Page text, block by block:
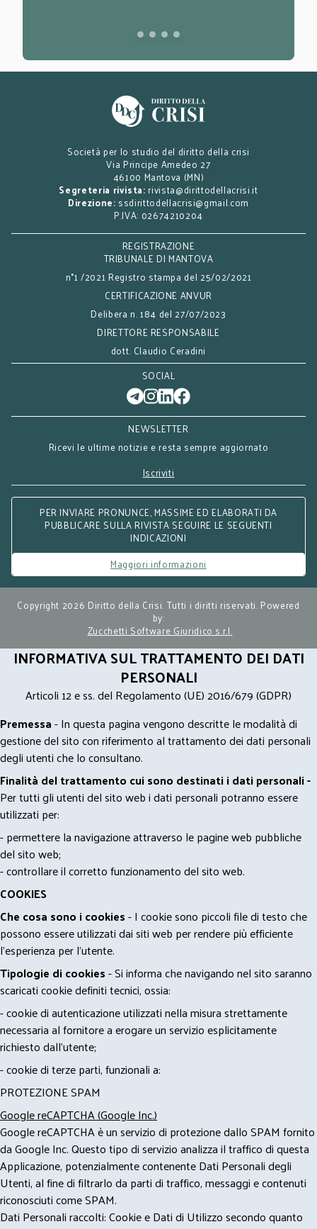
Società per lo studio del diritto della crisi
Via Principe Amedeo 27
46100 Mantova (MN)
Segreteria rivista: rivista@dirittodellacrisi.it
Direzione: ssdirittodellacrisi@gmail.com
P.IVA: 02674210204
REGISTRAZIONE
TRIBUNALE DI MANTOVA
n°1 /2021 Registro stampa del 25/02/2021
CERTIFICAZIONE ANVUR
Delibera n. 184 del 27/07/2023
DIRETTORE RESPONSABILE
dott. Claudio Ceradini
SOCIAL
NEWSLETTER
Ricevi le ultime notizie e resta sempre aggiornato
Iscriviti
PER INVIARE PRONUNCE, MASSIME ED ELABORATI DA
PUBBLICARE SULLA RIVISTA SEGUIRE LE SEGUENTI
INDICAZIONI
Maggiori informazioni
Copyright 2026 Diritto della Crisi. Tutti i diritti riservati. Powered
by:
Zucchetti Software Giuridico s.r.l.
INFORMATIVA SUL TRATTAMENTO DEI DATI
PERSONALI
Articoli 12 e ss. del Regolamento (UE) 2016/679 (GDPR)
Premessa- In questa pagina vengono descritte le modalità di
gestione del sito con riferimento al trattamento dei dati personali
degli utenti che lo consultano.
Finalità del trattamento cui sono destinati i dati personali -
Per tutti gli utenti del sito web i dati personali potranno essere
utilizzati per:
- permettere la navigazione attraverso le pagine web pubbliche
del sito web;
- controllare il corretto funzionamento del sito web.
COOKIES
Che cosa sono i cookies- I cookie sono piccoli file di testo che
possono essere utilizzati dai siti web per rendere più efficiente
l'esperienza per l'utente.
Tipologie di cookies- Si informa che navigando nel sito saranno
scaricati cookie definiti tecnici, ossia:
- cookie di autenticazione utilizzati nella misura strettamente
necessaria al fornitore a erogare un servizio esplicitamente
richiesto dall'utente;
- cookie di terze parti, funzionali a:
PROTEZIONE SPAM
Google reCAPTCHA (Google Inc.)
Google reCAPTCHA è un servizio di protezione dallo SPAM fornito
da Google Inc. Questo tipo di servizio analizza il traffico di questa
Applicazione, potenzialmente contenente Dati Personali degli
Utenti, al fine di filtrarlo da parti di traffico, messaggi e contenuti
riconosciuti come SPAM.
Dati Personali raccolti: Cookie e Dati di Utilizzo secondo quanto